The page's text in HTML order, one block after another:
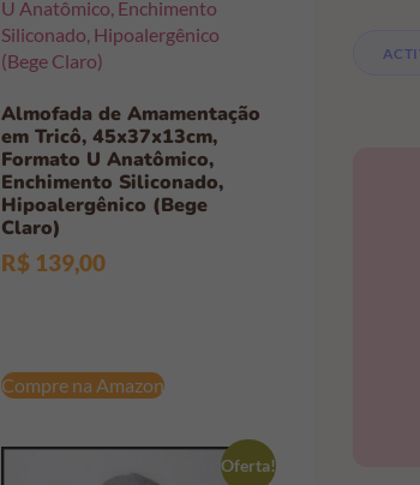
Almofada de Amamentação
em Tricô, 45x37x13cm,
Formato U Anatômico,
Enchimento Siliconado,
Hipoalergênico (Bege
Claro)
R$139,00
Compre na Amazon
Oferta!